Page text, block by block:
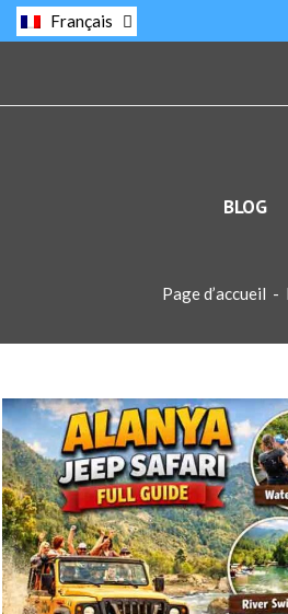
Français
BLOG
Page d’accueil -